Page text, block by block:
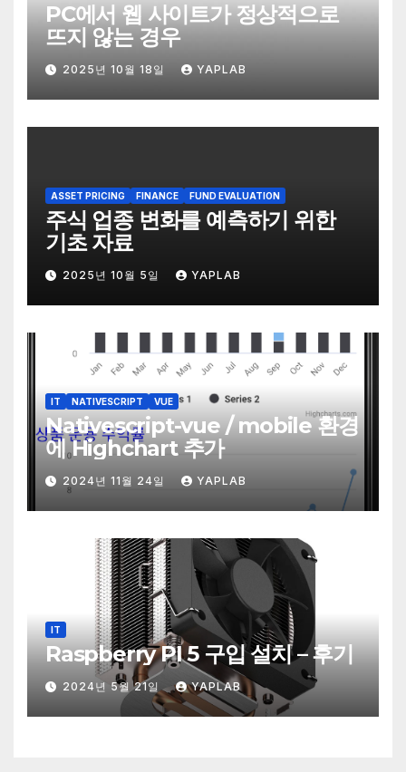
PC에서 웹 사이트가 정상적으로
뜨지 않는 경우
2025년 10월 18일 YAPLAB
ASSET PRICING FINANCE FUND EVALUATION
주식 업종 변화를 예측하기 위한
기초 자료
2025년 10월 5일 YAPLAB
IT NATIVESCRIPT VUE
Nativescript-vue / mobile 환경
에 Highchart 추가
2024년 11월 24일 YAPLAB
IT
Raspberry PI 5 구입 설치 – 후기
2024년 5월 21일 YAPLAB